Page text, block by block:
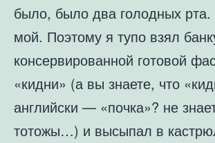
было, было два голодных
мой. Поэтому я тупо взял
консервированной готовой
«кидни» (а вы знаете, что
английски — «почка»? не
тотожы…) и высыпал в